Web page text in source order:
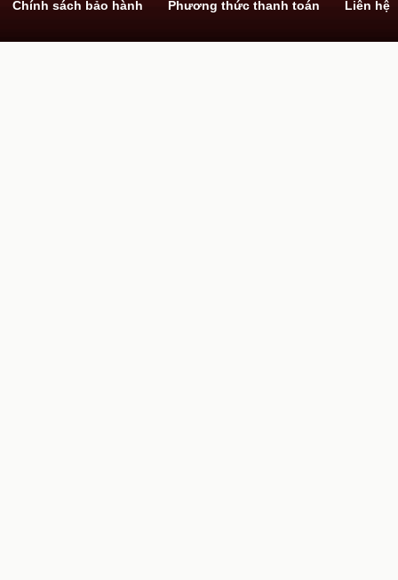
Chính sách bảo hành Phương thức thanh toán Liên hệ